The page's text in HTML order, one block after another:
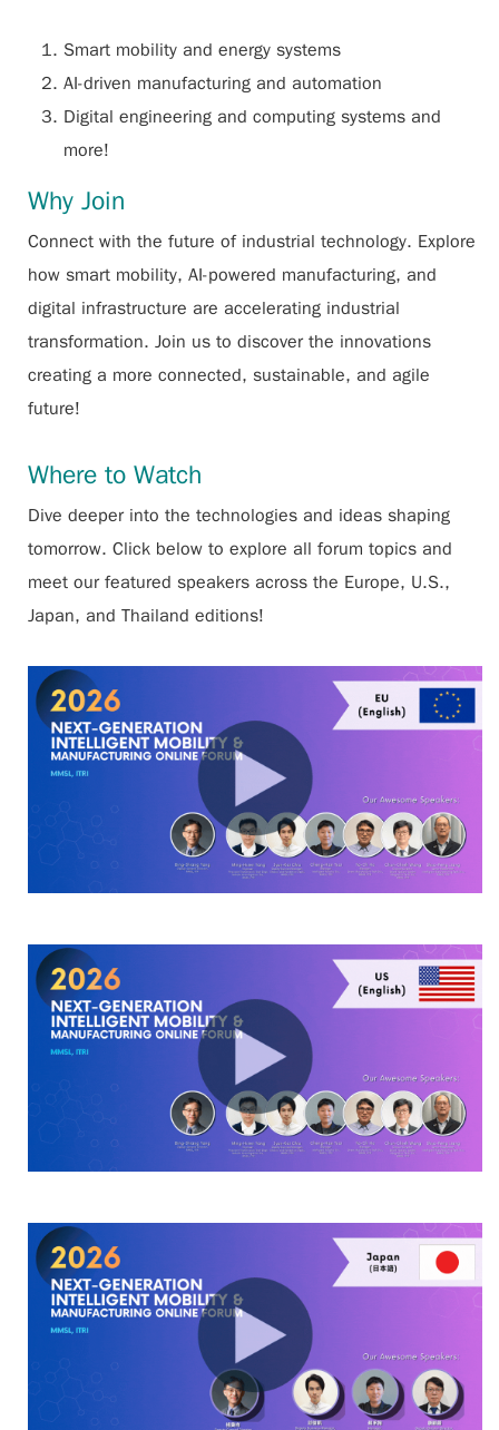
Smart mobility and energy systems
AI-driven manufacturing and automation
Digital engineering and computing systems and
more!
Why Join
Connect with the future of industrial technology. Explore
how smart mobility, AI-powered manufacturing, and
digital infrastructure are accelerating industrial
transformation. Join us to discover the innovations
creating a more connected, sustainable, and agile
future!
Where to Watch
Dive deeper into the technologies and ideas shaping
tomorrow. Click below to explore all forum topics and
meet our featured speakers across the Europe, U.S.,
Japan, and Thailand editions!